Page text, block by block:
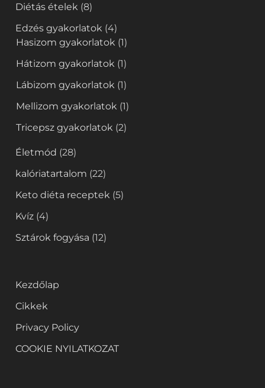
Diétás ételek (8)
Edzés gyakorlatok (4)
Hasizom gyakorlatok (1)
Hátizom gyakorlatok (1)
Lábizom gyakorlatok (1)
Mellizom gyakorlatok (1)
Tricepsz gyakorlatok (2)
Életmód (28)
kalóriatartalom (22)
Keto diéta receptek (5)
Kvíz (4)
Sztárok fogyása (12)
Kezdőlap
Cikkek
Privacy Policy
COOKIE NYILATKOZAT